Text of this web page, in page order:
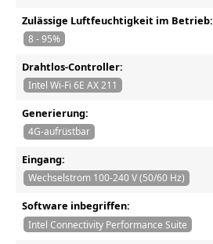
Zulässige Luftfeuchtigkeit im Betrieb:
8 - 95%
Drahtlos-Controller:
Intel Wi-Fi 6E AX 211
Generierung:
4G-aufrüstbar
Eingang:
Wechselstrom 100-240 V (50/60 Hz)
Software inbegriffen:
Intel Connectivity Performance Suite